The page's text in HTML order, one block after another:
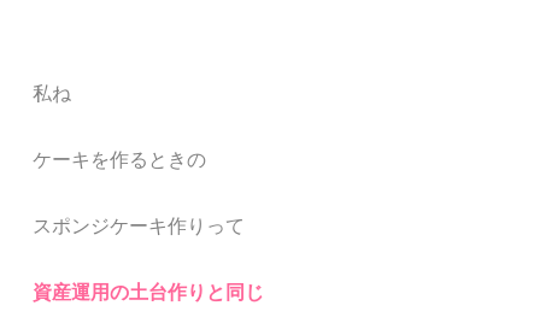
私ね
ケーキを作るときの
スポンジケーキ作りって
資産運用の土台作りと同じ